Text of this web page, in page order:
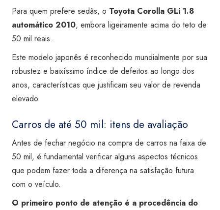
Para quem prefere sedãs, o Toyota Corolla GLi 1.8
automático 2010, embora ligeiramente acima do teto de
50 mil reais.
Este modelo japonês é reconhecido mundialmente por sua
robustez e baixíssimo índice de defeitos ao longo dos
anos, características que justificam seu valor de revenda
elevado.
Carros de até 50 mil: itens de avaliação
Antes de fechar negócio na compra de carros na faixa de
50 mil, é fundamental verificar alguns aspectos técnicos
que podem fazer toda a diferença na satisfação futura
com o veículo.
O primeiro ponto de atenção é a procedência do